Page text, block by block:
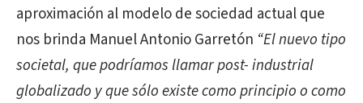
aproximación al modelo de sociedad actual que
nos brinda Manuel Antonio Garretón “El nuevo tipo
societal, que podríamos llamar post- industrial
globalizado y que sólo existe como principio o como